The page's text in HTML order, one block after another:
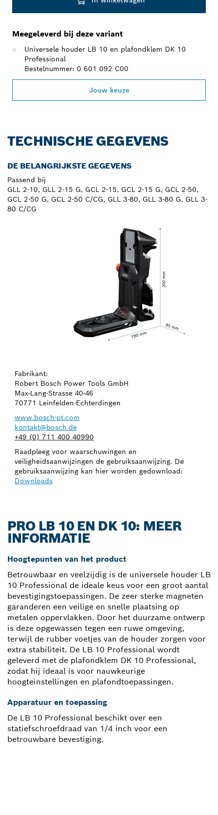
Meegeleverd bij deze variant
Universele houder LB 10 en plafondklem DK 10
Professional
Bestelnummer: 0 601 092 C00
Jouw keuze
TECHNISCHE GEGEVENS
DE BELANGRIJKSTE GEGEVENS
Passend bij
GLL 2-10, GLL 2-15 G, GCL 2-15, GCL 2-15 G, GCL 2-50,
GCL 2-50 G, GCL 2-50 C/CG, GLL 3-80, GLL 3-80 G, GLL 3-
80 C/CG
Fabrikant:
Robert Bosch Power Tools GmbH
Max-Lang-Strasse 40-46
70771 Leinfelden-Echterdingen
www.bosch-pt.com
kontakt@bosch.de
+49 (0) 711 400 40990
Raadpleeg voor waarschuwingen en
veiligheidsaanwijzingen de gebruiksaanwijzing. De
gebruiksaanwijzing kan hier worden gedownload:
Downloads
PRO LB 10 EN DK 10: MEER
INFORMATIE
Hoogtepunten van het product
Betrouwbaar en veelzijdig is de universele houder LB
10 Professional de ideale keus voor een groot aantal
bevestigingstoepassingen. De zeer sterke magneten
garanderen een veilige en snelle plaatsing op
metalen oppervlakken. Door het duurzame ontwerp
is deze opgewassen tegen een ruwe omgeving,
terwijl de rubber voetjes van de houder zorgen voor
extra stabiliteit. De LB 10 Professional wordt
geleverd met de plafondklem DK 10 Professional,
zodat hij ideaal is voor nauwkeurige
hoogteinstellingen en plafondtoepassingen.
Apparatuur en toepassing
De LB 10 Professional beschikt over een
statiefschroefdraad van 1/4 inch voor een
betrouwbare bevestiging.